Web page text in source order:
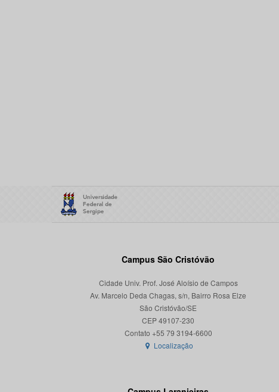
Campus São Cristóvão
Cidade Univ. Prof. José Aloísio de Campos
Av. Marcelo Deda Chagas, s/n, Bairro Rosa Elze
São Cristóvão/SE
CEP 49107-230
Localização